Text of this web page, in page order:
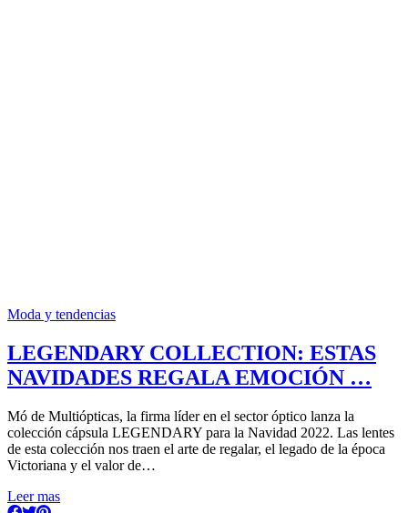
Moda y tendencias
LEGENDARY COLLECTION: ESTAS
NAVIDADES REGALA EMOCIÓN …
Mó de Multiópticas, la firma líder en el sector óptico lanza la
colección cápsula LEGENDARY para la Navidad 2022. Las lentes
de esta colección nos traen el arte de regalar, el legado de la época
Victoriana y el valor de…
Leer mas